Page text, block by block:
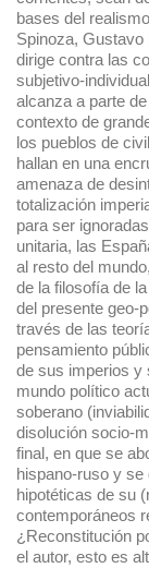
bases del
Spinoza, Gustavo
dirige contra las
subjetivo-
alcanza a parte
contexto de
los pueblos de
hallan en una
amenaza de
totalización
para ser
unitaria, las
al resto del
de la filosofía de
del presente geo-
través de las
pensamiento
de sus imperios y
mundo político
soberano
disolución socio-
final, en que se
hispano-ruso y
hipotéticas de su
contemporáneos
¿Reconstitución
el autor, esto es